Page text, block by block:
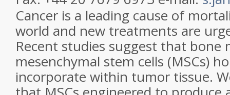
Cancer is a leading cause of
world and new treatments are
Recent studies suggest that bone
mesenchymal stem cells (MSCs)
incorporate within tumor tissue.